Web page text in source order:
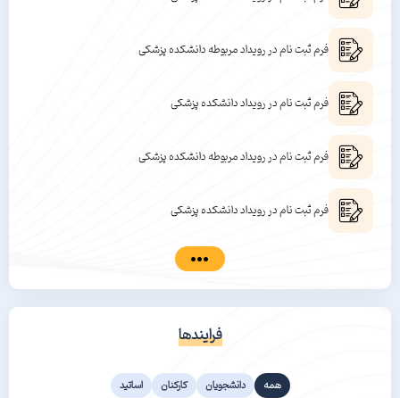
فرم ثبت نام در رویداد مربوطه دانشکده پزشکی
فرم ثبت نام در رویداد دانشکده پزشکی
فرم ثبت نام در رویداد مربوطه دانشکده پزشکی
فرم ثبت نام در رویداد دانشکده پزشکی
فرایندها
همه دانشجویان کارکنان اساتید